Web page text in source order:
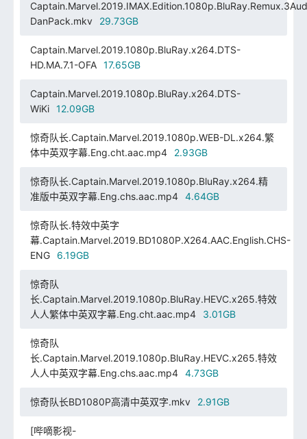
DanPack.mkv
29.73GB
Captain.Marvel.2019.1080p.BluRay.x264.DTS-
HD.MA.7.1-OFA
17.65GB
Captain.Marvel.2019.1080p.BluRay.x264.DTS-
WiKi
12.09GB
惊奇队长.Captain.Marvel.2019.1080p.WEB-DL.x264.繁
体中英双字幕.Eng.cht.aac.mp4
2.93GB
惊奇队长.Captain.Marvel.2019.1080p.BluRay.x264.精
准版中英双字幕.Eng.chs.aac.mp4
4.64GB
惊奇队长.特效中英字
幕.Captain.Marvel.2019.BD1080P.X264.AAC.English.CHS-
ENG
6.19GB
惊奇队
长.Captain.Marvel.2019.1080p.BluRay.HEVC.x265.特效
人人繁体中英双字幕.Eng.cht.aac.mp4
3.01GB
惊奇队
长.Captain.Marvel.2019.1080p.BluRay.HEVC.x265.特效
人人中英双字幕.Eng.chs.aac.mp4
4.73GB
惊奇队长BD1080P高清中英双字.mkv 2.91GB
[哔嘀影视-